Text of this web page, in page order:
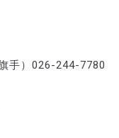
手）026-244-7780